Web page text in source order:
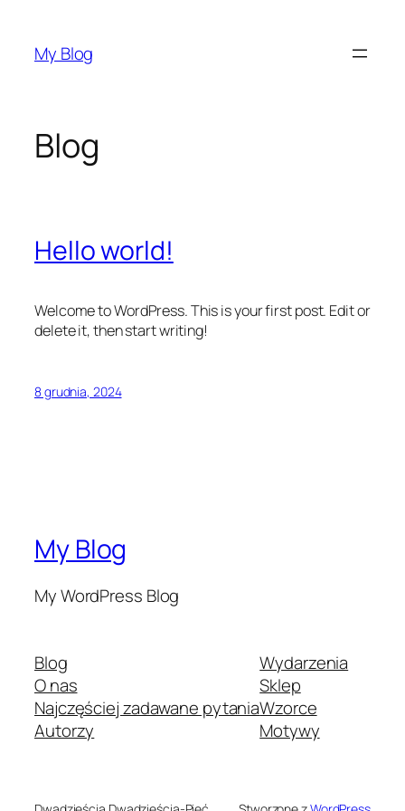
treściMy Blog
Blog
Hello world!
Welcome to WordPress. This is your first post. Edit or
delete it, then start writing!
8 grudnia, 2024
My Blog
My WordPress Blog
Blog
O nas
Najczęściej zadawane pytania
Autorzy
Wydarzenia
Sklep
Wzorce
Motywy